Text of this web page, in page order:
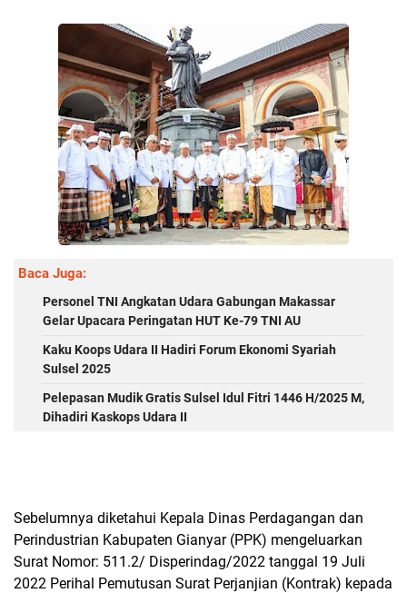
Baca Juga:
Personel TNI Angkatan Udara Gabungan Makassar
Gelar Upacara Peringatan HUT Ke-79 TNI AU
Kaku Koops Udara II Hadiri Forum Ekonomi Syariah
Sulsel 2025
Pelepasan Mudik Gratis Sulsel Idul Fitri 1446 H/2025 M,
Dihadiri Kaskops Udara II
Sebelumnya diketahui Kepala Dinas Perdagangan dan
Perindustrian Kabupaten Gianyar (PPK) mengeluarkan
Surat Nomor: 511.2/ Disperindag/2022 tanggal 19 Juli
2022 Perihal Pemutusan Surat Perjanjian (Kontrak) kepada